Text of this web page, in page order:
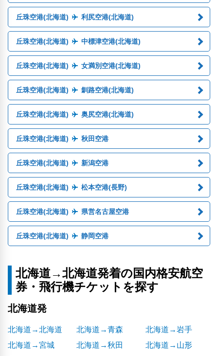
丘珠空港(北海道) 利尻空港(北海道)
丘珠空港(北海道) 中標津空港(北海道)
丘珠空港(北海道) 女満別空港(北海道)
丘珠空港(北海道) 釧路空港(北海道)
丘珠空港(北海道) 奥尻空港(北海道)
丘珠空港(北海道) 秋田空港
丘珠空港(北海道) 新潟空港
丘珠空港(北海道) 松本空港(長野)
丘珠空港(北海道) 県営名古屋空港
丘珠空港(北海道) 静岡空港
北海道→北海道発着の国内格安航空
券・飛行機チケットを探す
北海道発
北海道→北海道 北海道→青森
北海道→岩手
北海道→宮城
北海道→秋田
北海道→山形